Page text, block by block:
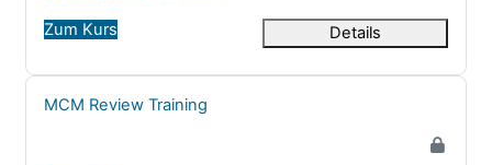
Zum Kurs Details
Kursname
MCM Review Training